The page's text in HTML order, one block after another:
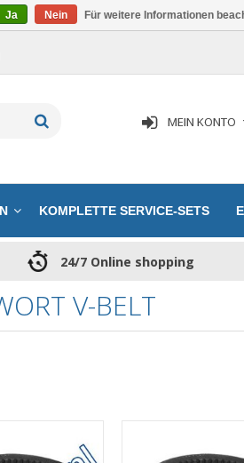
MEIN KONTO
KOMPLETTE SERVICE-SETS
24/7 Online shopping
V-BELT
Ja Nein Für weitere Informationen